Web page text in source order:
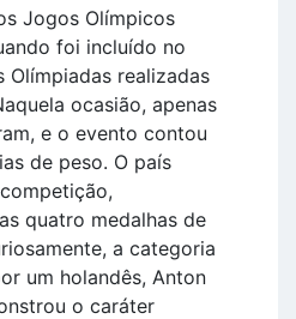
Jogos Olímpicos
foi incluído no
realizadas
ocasião, apenas
e o evento contou
de peso. O país
quatro medalhas de
a categoria
um holandês, Anton
o caráter